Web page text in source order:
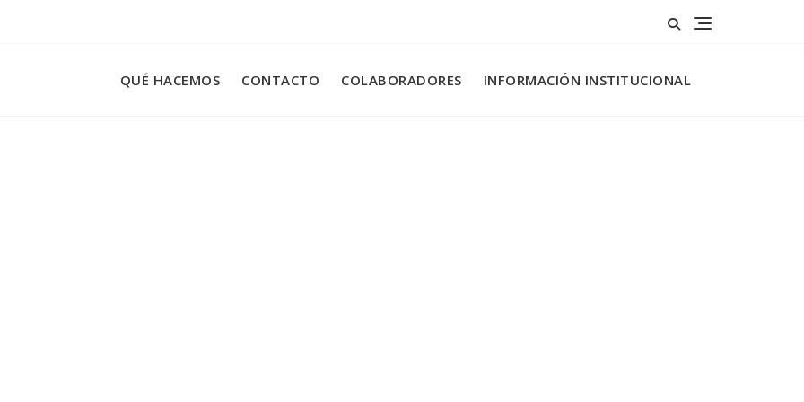
QUÉ HACEMOS
CONTACTO COLABORADORES INFORMACIÓN INSTITUCIONAL